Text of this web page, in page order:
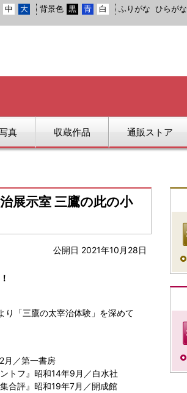
中 大 背景色 黒 青 白 ふりがな ひらがな
真 収蔵作品 通販ストア
展示室 三鷹の此の小
公開日 2021年10月28日
り「三鷹の太宰治体験」を深めて
月／第一書房
トフ』昭和14年9月／白水社
合評』昭和19年7月／開成館